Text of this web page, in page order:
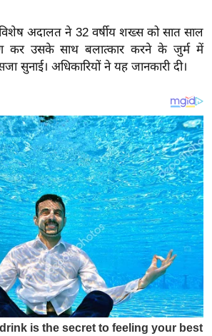
अदालत ने 32 वर्षीय शख्स को सात साल
कर उसके साथ बलात्कार करने के जुर्म में
सुनाई। अधिकारियों ने यह जानकारी दी।